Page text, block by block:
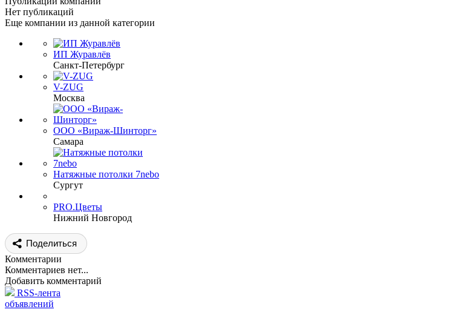
Нет публикаций
Еще компании из данной категории
ИП Журавлёв
Санкт-Петербург
V-ZUG
Москва
ООО «Вираж-Шинторг»
Самара
Натяжные потолки 7nebo
Сургут
PRO.Цветы
Нижний Новгород
Поделиться
Комментарии
Комментариев нет...
Добавить комментарий
RSS-лента
объявлений